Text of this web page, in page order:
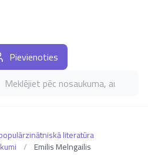
grāmatas pēc nosaukuma, autora,
Pievienoties
literatūra
/ Emilis Melngailis